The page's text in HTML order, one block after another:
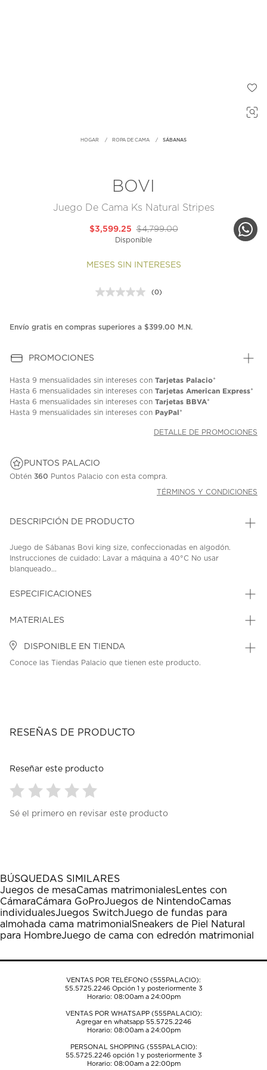
HOGAR ROPA DE CAMA SÁBANAS
BOVI
Juego De Cama Ks Natural Stripes
$4,799.00
$3,599.25
Disponible
MESES SIN INTERESES
Sin
en
(0)
Envío gratis en compras superiores a $399.00 M.N.
PROMOCIONES
Hasta 9 mensualidades sin intereses con Tarjetas Palacio*
Hasta 6 mensualidades sin intereses con Tarjetas American Express*
Hasta 6 mensualidades sin intereses con Tarjetas BBVA*
Hasta 9 mensualidades sin intereses con PayPal*
DETALLE DE PROMOCIONES
PUNTOS PALACIO
Obtén 360 Puntos Palacio con esta compra.
TÉRMINOS Y CONDICIONES
DESCRIPCIÓN DE PRODUCTO
Juego de Sábanas Bovi king size, confeccionadas en algodón.
Instrucciones de cuidado: Lavar a máquina a 40°C No usar
blanqueado...
ESPECIFICACIONES
MATERIALES
DISPONIBLE EN TIENDA
Conoce las Tiendas Palacio que tienen este producto.
RESEÑAS DE PRODUCTO
Reseñar este producto
para
1
estrella
Esta
acción
abrirá
el
formulario
envío.
para
estrellas.
Esta
acción
abrirá
el
formulario
envío.
para
estrellas.
Esta
acción
abrirá
el
formulario
envío.
para
estrellas.
Esta
acción
abrirá
el
formulario
envío.
para
estrellas.
Esta
acción
abrirá
el
formulario
envío.
Sé el primero en revisar este producto
BÚSQUEDAS SIMILARES
Juegos de mesaCamas matrimoniales Lentes con
CámaraCámara GoProJuegos de NintendoCamas
individualesJuegos SwitchJuego de fundas para
almohada cama matrimonial Sneakers de Piel Natural
para HombreJuego de cama con edredón matrimonial
VENTAS POR TELÉFONO (555PALACIO):
55.5725.2246Opción 1 y posteriormente 3
Horario: 08:00am a 24:00pm
VENTAS POR WHATSAPP (555PALACIO):
Agregar en whatsapp 55.5725.2246
Horario: 08:00am a 24:00pm
PERSONAL SHOPPING (555PALACIO):
55.5725.2246opción 1 y posteriormente 3
Horario: 08:00am a 22:00pm